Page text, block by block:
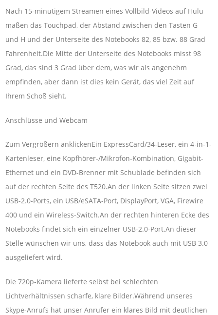
Nach 15-minütigem Streamen eines Vollbild-Videos auf Hulu
maßen das Touchpad, der Abstand zwischen den Tasten G
und H und der Unterseite des Notebooks 82, 85 bzw. 88 Grad
Fahrenheit.Die Mitte der Unterseite des Notebooks misst 98
Grad, das sind 3 Grad über dem, was wir als angenehm
empfinden, aber dann ist dies kein Gerät, das viel Zeit auf
Ihrem Schoß sieht.
Anschlüsse und Webcam
Zum Vergrößern anklickenEin ExpressCard/34-Leser, ein 4-in-1-
Kartenleser, eine Kopfhörer-/Mikrofon-Kombination, Gigabit-
Ethernet und ein DVD-Brenner mit Schublade befinden sich
auf der rechten Seite des T520.An der linken Seite sitzen zwei
USB-2.0-Ports, ein USB/eSATA-Port, DisplayPort, VGA, Firewire
400 und ein Wireless-Switch.An der rechten hinteren Ecke des
Notebooks findet sich ein einzelner USB-2.0-Port.An dieser
Stelle wünschen wir uns, dass das Notebook auch mit USB 3.0
ausgeliefert wird.
Die 720p-Kamera lieferte selbst bei schlechten
Lichtverhältnissen scharfe, klare Bilder.Während unseres
Skype-Anrufs hat unser Anrufer ein klares Bild mit deutlichen